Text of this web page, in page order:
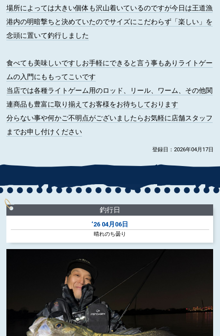
場所によっては大きい個体も沢山着いているのですが今日は王道漁
港内の明暗撃ちと決めていたのでサイズにこだわらず「楽しい」を
念頭に置いて釣行しました
食べても美味しいですしお手軽にできると言う事もありライトゲー
ムの入門にももってこいです
当店では各種ライトゲーム用のロッド、リール、ワーム、その他関
連商品も豊富に取り揃えてお客様をお待ちしております
分らない事や何かご不明点がございましたらお気軽に店舗スタッフ
までお申し付けください
登録日：2026年04月17日
釣行日
‘26 04月06日
晴れのち曇り